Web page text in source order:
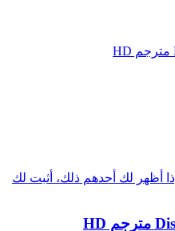
إذا أظهر لك أحدهم ذلك، أثبت لك